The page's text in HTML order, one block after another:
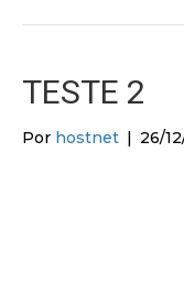
TESTE 2
Por hostnet | 26/